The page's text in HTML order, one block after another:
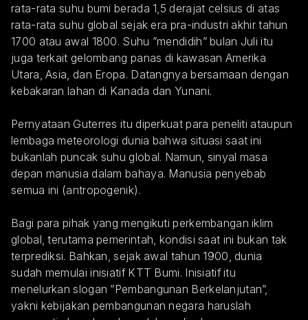
rata-rata suhu bumi berada 1,5 derajat celsius di atas
rata-rata suhu global sejak era pra-industri akhir tahun
1700 atau awal 1800. Suhu ”mendidih” bulan Juli itu
juga terkait gelombang panas di kawasan Amerika
Utara, Asia, dan Eropa. Datangnya bersamaan dengan
kebakaran lahan di Kanada dan Yunani.
Pernyataan Guterres itu diperkuat para peneliti ataupun
lembaga meteorologi dunia bahwa situasi saat ini
bukanlah puncak suhu global. Namun, sinyal masa
depan manusia dalam bahaya. Manusia penyebab
semua ini (antropogenik).
Bagi para pihak yang mengikuti perkembangan iklim
global, terutama pemerintah, kondisi saat ini bukan tak
terprediksi. Bahkan, sejak awal tahun 1900, dunia
sudah memulai inisiatif KTT Bumi. Inisiatif itu
menelurkan slogan ”Pembangunan Berkelanjutan”,
yakni kebijakan pembangunan negara haruslah